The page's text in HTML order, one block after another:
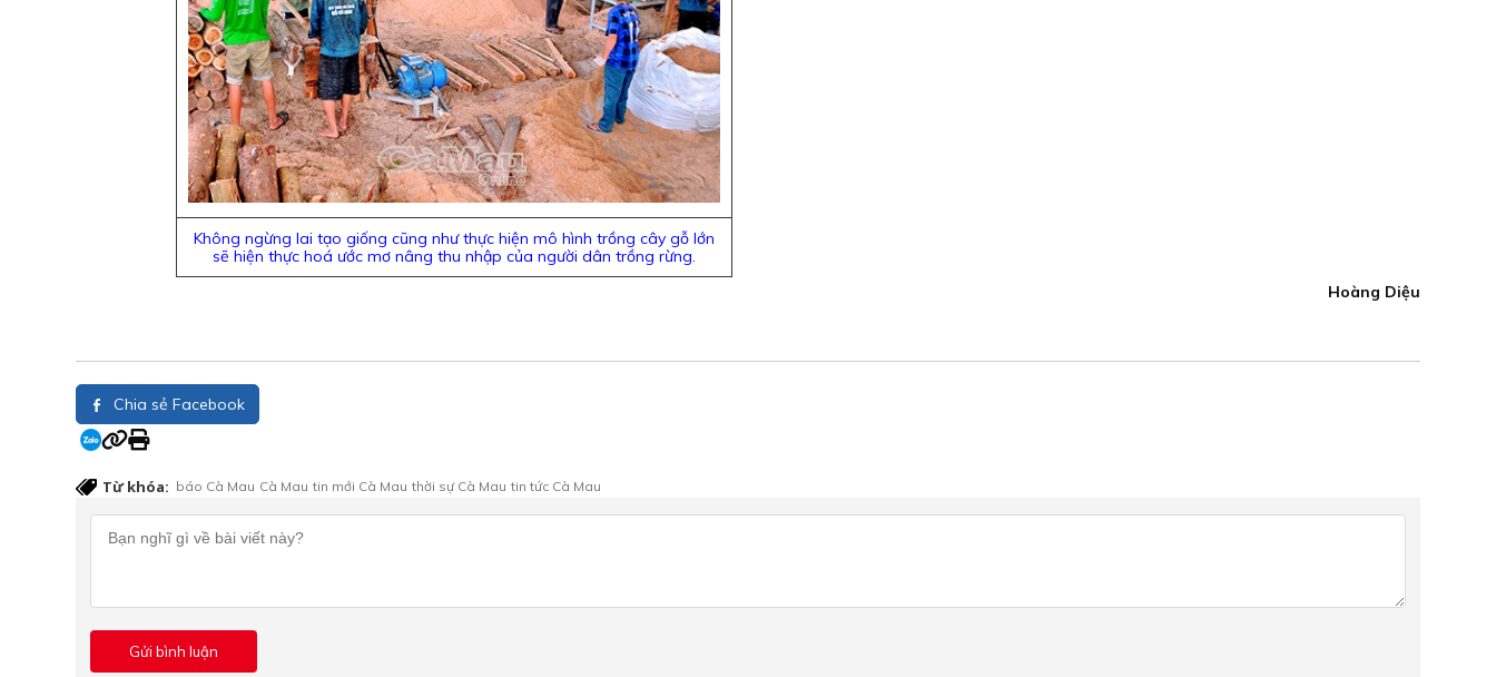
Không ngừng lai tạo giống cũng như thực hiện mô hình trồng cây gỗ lớn
sẽ hiện thực hoá ước mơ nâng thu nhập của người dân trồng rừng.
Hoàng Diệu
Chia sẻ Facebook
Từ khóa: báo Cà Mau Cà Mau tin mới Cà Mau thời sự Cà Mau tin tức Cà Mau